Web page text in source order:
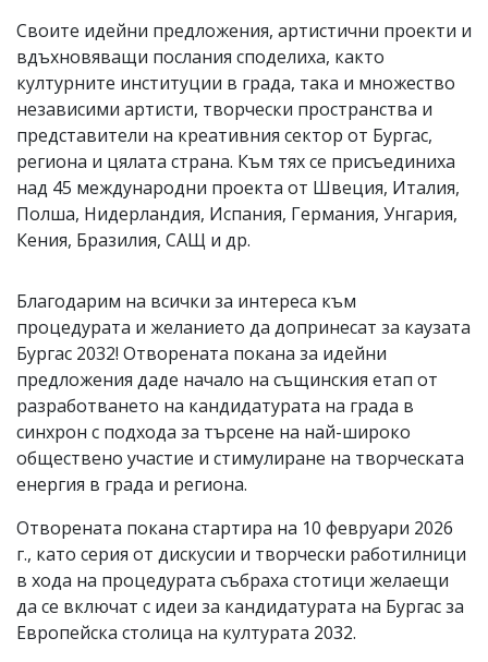
Своите идейни предложения, артистични проекти и
вдъхновяващи послания споделиха, както
културните институции в града, така и множество
независими артисти, творчески пространства и
представители на креативния сектор от Бургас,
региона и цялата страна. Към тях се присъединиха
над 45 международни проекта от Швеция, Италия,
Полша, Нидерландия, Испания, Германия, Унгария,
Кения, Бразилия, САЩ и др.
Благодарим на всички за интереса към
процедурата и желанието да допринесат за каузата
Бургас 2032! Отворената покана за идейни
предложения даде начало на същинския етап от
разработването на кандидатурата на града в
синхрон с подхода за търсене на най-широко
обществено участие и стимулиране на творческата
енергия в града и региона.
Отворената покана стартира на 10 февруари 2026
г., като серия от дискусии и творчески работилници
в хода на процедурата събраха стотици желаещи
да се включат с идеи за кандидатурата на Бургас за
Европейска столица на културата 2032.